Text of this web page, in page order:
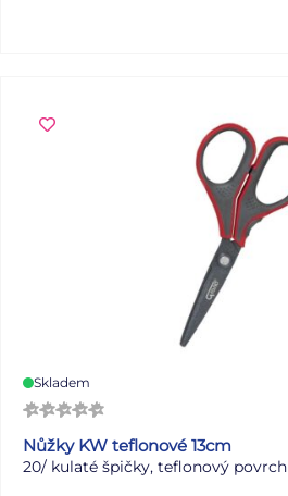
Skladem
Nůžky KW teflonové 13cm
20/ kulaté špičky, teflonový povrch